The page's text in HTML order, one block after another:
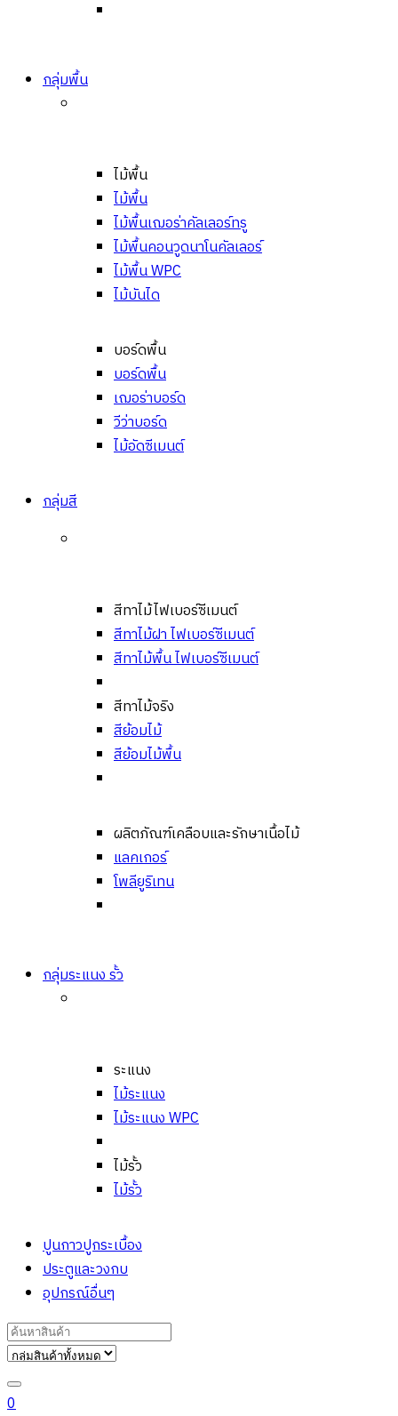
กลุ่มพื้น
ไม้พื้น
ไม้พื้น
ไม้พื้นเฌอร่าคัลเลอร์ทรู
ไม้พื้นคอนวูดนาโนคัลเลอร์
ไม้พื้น WPC
ไม้บันได
บอร์ดพื้น
บอร์ดพื้น
เฌอร่าบอร์ด
วีว่าบอร์ด
ไม้อัดซีเมนต์
กลุ่มสี
สีทาไม้ไฟเบอร์ซีเมนต์
สีทาไม้ฝา ไฟเบอร์ซีเมนต์
สีทาไม้พื้น ไฟเบอร์ซีเมนต์
สีทาไม้จริง
สีย้อมไม้
สีย้อมไม้พื้น
ผลิตภัณฑ์เคลือบและรักษาเนื้อไม้
แลคเกอร์
โพลียูริเทน
กลุ่มระแนง รั้ว
ระแนง
ไม้ระแนง
ไม้ระแนง WPC
ไม้รั้ว
ไม้รั้ว
ปูนกาวปูกระเบื้อง
ประตูและวงกบ
อุปกรณ์อื่นๆ
Search
for:
0